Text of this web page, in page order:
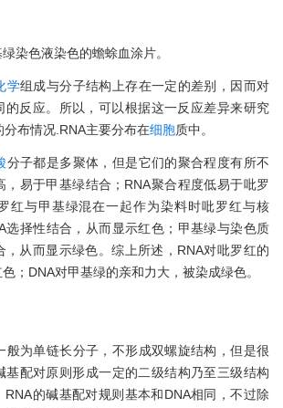
染色液染色的蟾蜍血涂片。
学组成与分子结构上存在一定的差别，因而对
的反应。所以，可以根据这一反应差异来研究
分布情况.RNA主要分布在细胞质中。
分子都是多聚体，但是它们的聚合程度有所不
，易于甲基绿结合；RNA聚合程度低易于吡罗
红与甲基绿混在一起作为染料时吡罗红与核
选择性结合，从而显示红色；甲基绿与染色质
，从而显示绿色。综上所述，RNA对吡罗红的
；DNA对甲基绿的亲和力大，被染成绿色。
般为单链长分子，不形成双螺旋结构，但是很
基配对原则形成一定的二级结构乃至三级结构
RNA的碱基配对规则基本和DNA相同，不过除